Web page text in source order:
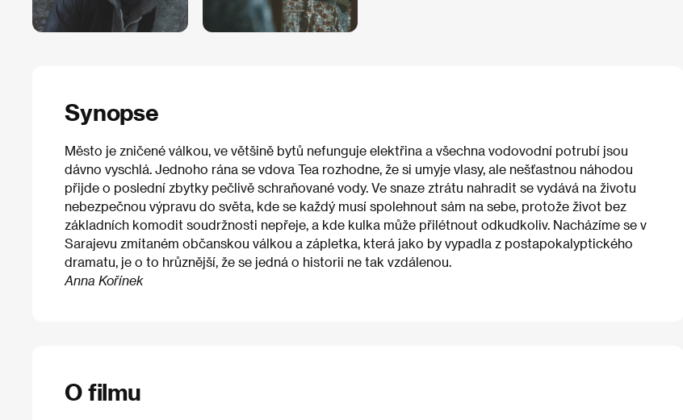
Synopse
Město je zničené válkou, ve většině bytů nefunguje elektřina a všechna vodovodní potrubí jsou
dávno vyschlá. Jednoho rána se vdova Tea rozhodne, že si umyje vlasy, ale nešťastnou náhodou
přijde o poslední zbytky pečlivě schraňované vody. Ve snaze ztrátu nahradit se vydává na životu
nebezpečnou výpravu do světa, kde se každý musí spolehnout sám na sebe, protože život bez
základních komodit soudržnosti nepřeje, a kde kulka může přilétnout odkudkoliv. Nacházíme se v
Sarajevu zmítaném občanskou válkou a zápletka, která jako by vypadla z postapokalyptického
dramatu, je o to hrůznější, že se jedná o historii ne tak vzdálenou.
Anna Kořínek
O filmu